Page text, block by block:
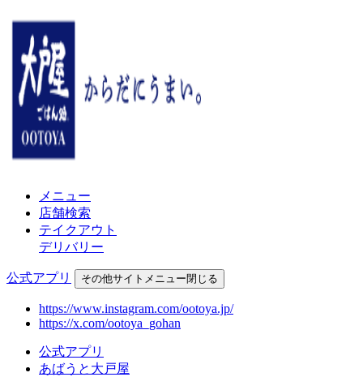
メニュー
店舗検索
テイクアウト
デリバリー
公式アプリ その他サイトメニュー閉じる
https://www.instagram.com/ootoya.jp/
https://x.com/ootoya_gohan
公式アプリ
あばうと大戸屋